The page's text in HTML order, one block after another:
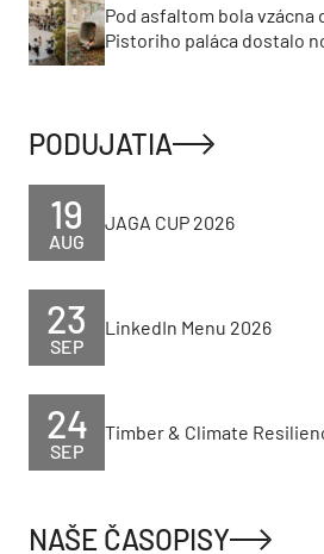
Pod asfaltom bola vzácna
Pistoriho paláca dostalo
PODUJATIA
AUG
19 JAGA CUP 2026
SEP
23 LinkedIn Menu 2026
SEP
24 Timber & Climate
NAŠE ČASOPISY